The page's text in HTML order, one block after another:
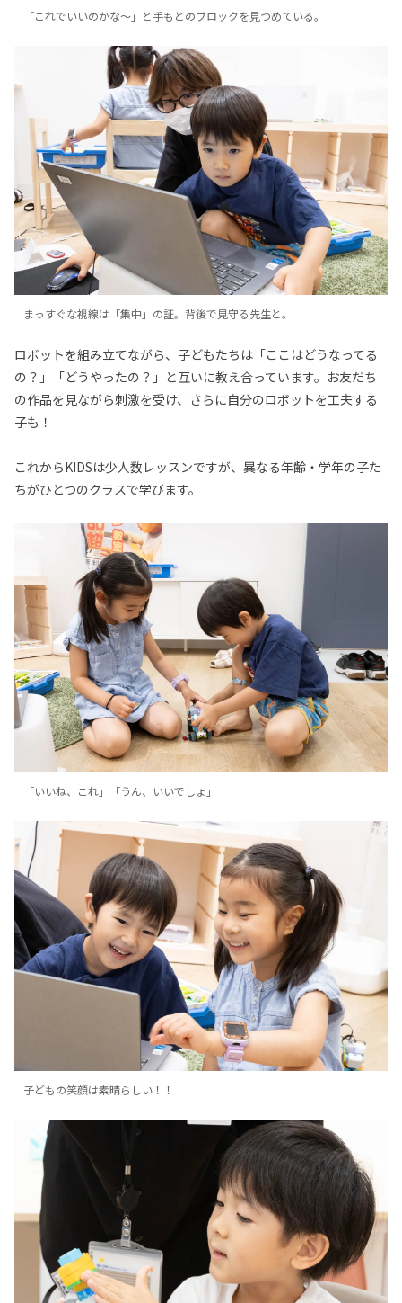
「これでいいのかな〜」と手もとのブロックを見つめている。
まっすぐな視線は「集中」の証。背後で見守る先生と。
ロボットを組み立てながら、子どもたちは「ここはどうなってる
の？」「どうやったの？」と互いに教え合っています。お友だち
の作品を見ながら刺激を受け、さらに自分のロボットを工夫する
子も！
これからKIDSは少人数レッスンですが、異なる年齢・学年の子た
ちがひとつのクラスで学びます。
「いいね、これ」「うん、いいでしょ」
子どもの笑顔は素晴らしい！！